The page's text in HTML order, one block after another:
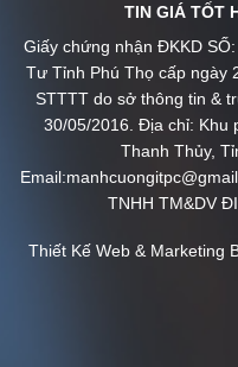
TIN GIÁ TỐT
Giấy chứng nhận ĐKKD
Tư Tỉnh Phú Thọ cấp ngày
STTTT do sở thông tin &
30/05/2016. Địa chỉ: Khu
Thanh Thủy,
TNHH TM&DV
Thiết Kế Web & Marketing